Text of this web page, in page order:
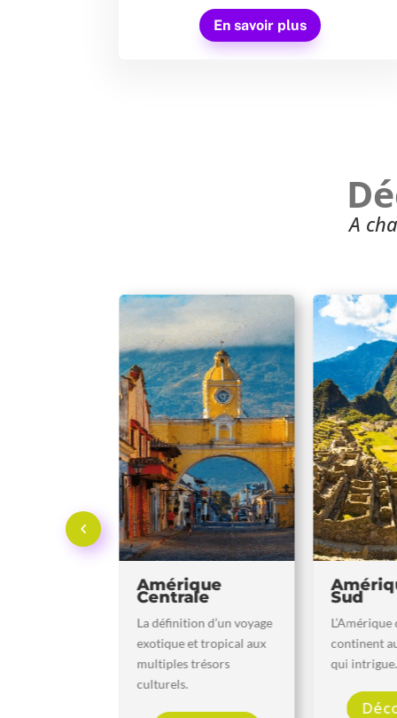
En savoir plus
A
La définition d’un voyage
exotique et tropical aux
Amérique du
L’Amérique du Sud, un
continent au contraste
qui intrigue…
Découvrir